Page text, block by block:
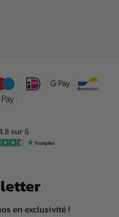
sur 5
en exclusivité !